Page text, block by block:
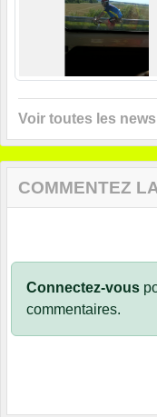
Voir toutes les news
COMMENTEZ
Connectez-vous
commentaires.